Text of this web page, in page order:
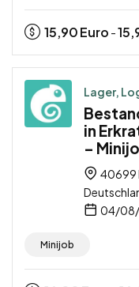
15,90Euro -
Lager,
in
–
40699
04/
Minijob